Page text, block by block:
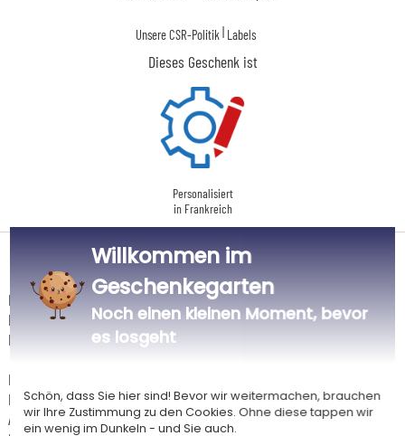
Unsere CSR-Politik Labels
Dieses Geschenk ist
Personalisiert
in Frankreich
Lieferdatum und Lieferpreis
Dieser Artikel wird in unserem Atelier in Toulouse personalisiert.
Er ist für das Angebot "Versandkostenfrei ab 85 € Warenwert" mit der
Hermes-Standardlieferung berechtigt.
Für jede Bestellung unter 85 € gelten die unten aufgeführten
Lieferkosten für den Kauf dieses Artikels.
Artikel, die in unserem Atelier personalisiert werden (etwa 95% unserer
Willkommen im
Geschenkegarten
Noch einen kleinen Moment, bevor
es losgeht
Schön, dass Sie hier sind! Bevor wir weitermachen, brauchen
wir Ihre Zustimmung zu den Cookies. Ohne diese tappen wir
ein wenig im Dunkeln - und Sie auch.